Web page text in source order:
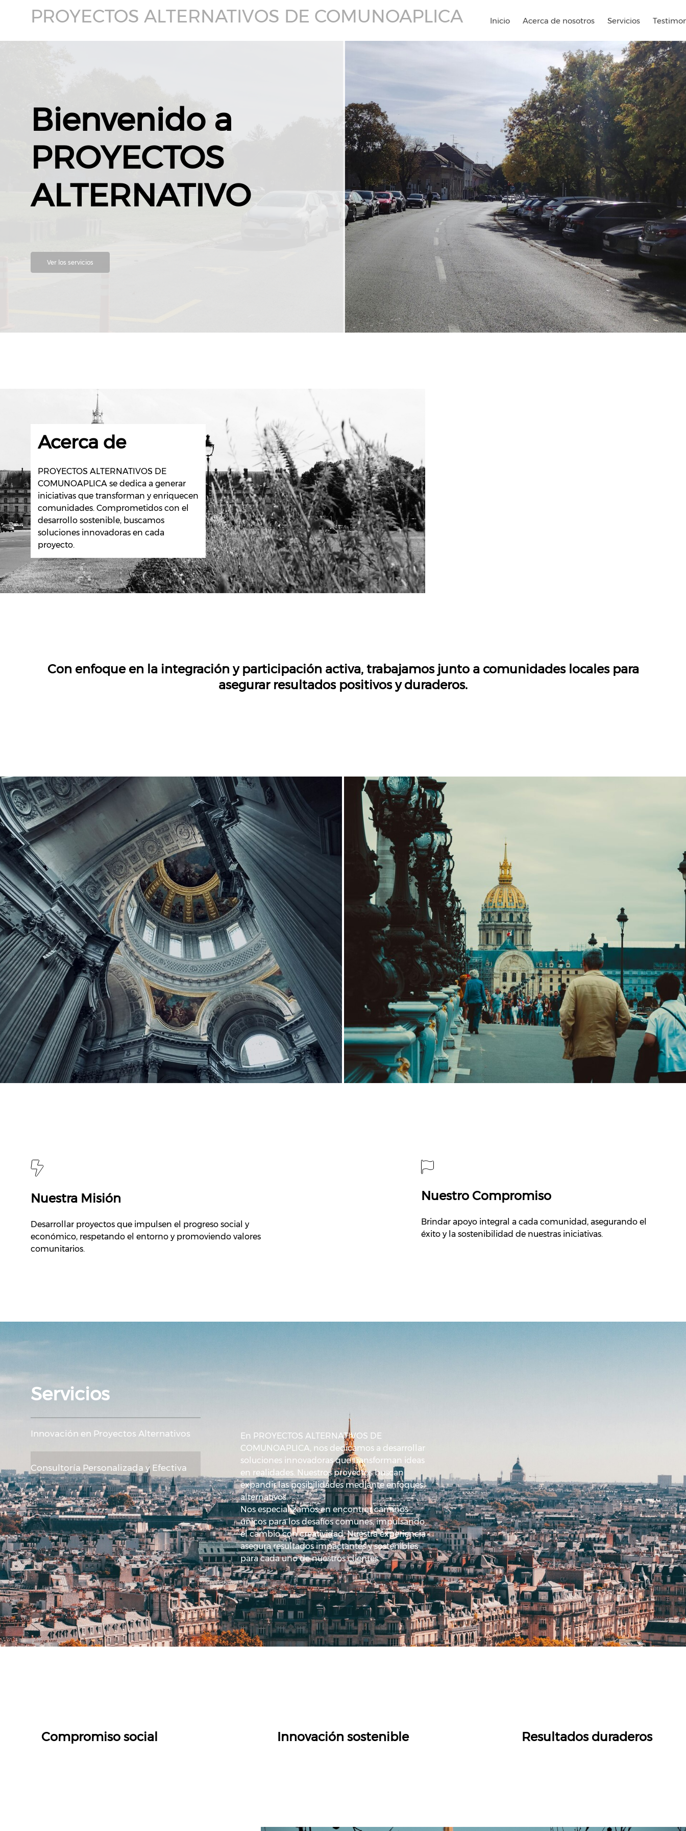
PROYECTOS ALTERNATIVOS DE COMUNOAPLICA Inicio Acerca de nosotros Servicios
Bienvenido a
PROYECTOS
ALTERNATIVO
Ver los servicios
Acerca de
PROYECTOS ALTERNATIVOS DE
COMUNOAPLICA se dedica a generar
iniciativas que transforman y enriquecen
comunidades. Comprometidos con el
desarrollo sostenible, buscamos
soluciones innovadoras en cada
proyecto.
Con enfoque en la integración y participación activa, trabajamos junto a comunidades locales para
asegurar resultados positivos y duraderos.
Nuestra Misión
Desarrollar proyectos que impulsen el progreso social y
económico, respetando el entorno y promoviendo valores
comunitarios.
Nuestro Compromiso
Brindar apoyo integral a cada comunidad, asegurando el
éxito y la sostenibilidad de nuestras iniciativas.
Servicios
Innovación en Proyectos Alternativos
Consultoría Personalizada y Efectiva
En PROYECTOS ALTERNATIVOS DE
COMUNOAPLICA, nos dedicamos a desarrollar
soluciones innovadoras que transforman ideas
en realidades. Nuestros proyectos buscan
expandir las posibilidades mediante enfoques
alternativos.
Nos especializamos en encontrar caminos
únicos para los desafíos comunes, impulsando
el cambio con creatividad. Nuestra experiencia
asegura resultados impactantes y sostenibles
para cada uno de nuestros clientes.
Compromiso social Innovación sostenible Resultados duraderos